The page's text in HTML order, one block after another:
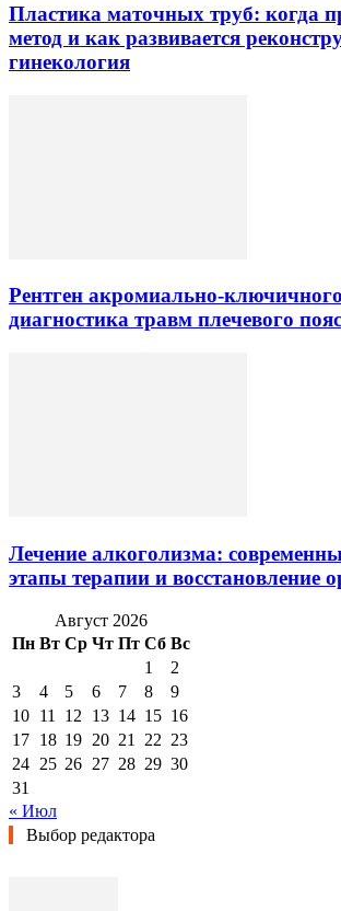
Пластика маточных труб: когда
метод и как развивается
гинекология
Рентген акромиально-ключичного
диагностика травм плечевого
Лечение алкоголизма:
этапы терапии и восстановление
Август 2026
Пн Вт Ср Чт Пт Сб Вс
1
2
3
4 5 6 7 8
9
10 11 12 13 14 15 16
17 18 19 20 21 22 23
24 25 26 27 28 29 30
31
« Июл
Выбор редактора